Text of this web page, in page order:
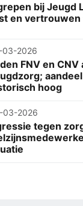
bij Jeugd
en
03-2026
FNV en
hoog
03-2026
tegen